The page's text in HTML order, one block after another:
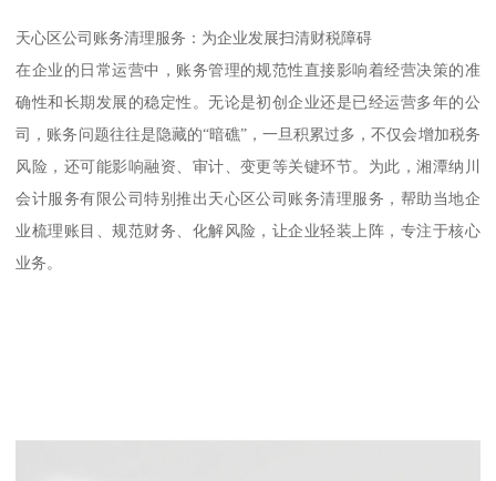
天心区公司账务清理服务：为企业发展扫清财税障碍
在企业的日常运营中，账务管理的规范性直接影响着经营决策的准
确性和长期发展的稳定性。无论是初创企业还是已经运营多年的公
司，账务问题往往是隐藏的“暗礁”，一旦积累过多，不仅会增加税务
风险，还可能影响融资、审计、变更等关键环节。为此，湘潭纳川
会计服务有限公司特别推出天心区公司账务清理服务，帮助当地企
业梳理账目、规范财务、化解风险，让企业轻装上阵，专注于核心
业务。